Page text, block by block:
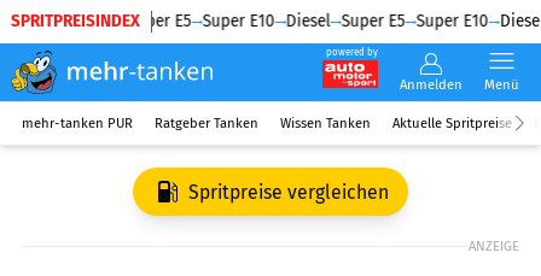
SPRITPREISINDEX
Diesel Super E5 Super E10 Diesel Super E5 Super E10 Diesel
powered by
Anmelden Menü
mehr-tanken PUR Ratgeber Tanken Wissen Tanken Aktuelle Spritpreise
Spritpreise vergleichen
ANZEIGE